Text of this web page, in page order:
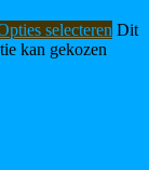
selecteren Dit
kan gekozen